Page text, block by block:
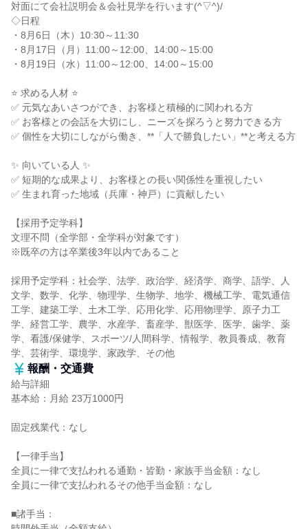
対面にて会社説明会＆会社見学を行います(^▽^)/
◇日程
・8月6日（木）10:30～11:30
・8月17日（月）11:00～12:00、14:00～15:00
・8月19日（水）11:00～12:00、14:00～15:00
⭐ 求める人材 ⭐
✅ 元気なあいさつができ、お客様と積極的に関われる方
✅ お客様との会話を大切にし、ニーズを探ろうと努力できる方
✅ 個性を大切にしながら働き、**「人で勝負したい」**と考える方
✨ 向いている人 ✨
✅ 短期的な成果より、お客様との長い関係性を重視したい
✅ 生まれ育った地域（兵庫・神戸）に貢献したい
【採用予定学科】
文理不問（全学部・全学科が対象です）
※既卒の方は卒業後3年以内であること
採用予定学科：社会学、法学、政治学、経済学、商学、語学、人
文学、数学、化学、物理学、生物学、地学、機械工学、電気通信
工学、建築工学、土木工学、応用化学、応用物理学、原子力工
学、経営工学、農学、水産学、畜産学、獣医学、医学、歯学、薬
学、看護/保健学、スポーツ/人間科学、情報学、教員養成、教育
学、芸術学、環境学、家政学、その他
報酬・交通費
給与詳細
基本給：月給 23万1000円
固定残業代：なし
【一律手当】
全員に一律で支払われる通勤・皆勤・家族手当金額：なし
全員に一律で支払われるその他手当金額：なし
■諸手当：